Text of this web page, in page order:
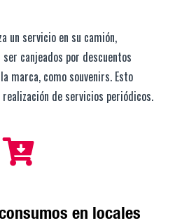
un servicio en su camión,
canjeados por descuentos
marca, como souvenirs. Esto
de servicios periódicos.
en locales